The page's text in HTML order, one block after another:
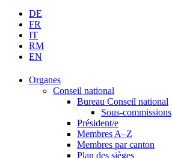
DE
FR
IT
RM
EN
Organes
Conseil national
Bureau Conseil national
Sous-commissions
Président/e
Membres A–Z
Membres par canton
Plan des sièges